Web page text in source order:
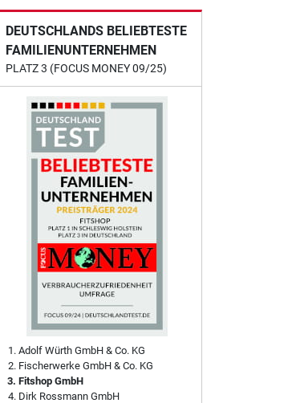
DEUTSCHLANDS BELIEBTESTE
FAMILIENUNTERNEHMEN
PLATZ 3 (FOCUS MONEY 09/25)
Adolf Würth GmbH & Co. KG
Fischerwerke GmbH & Co. KG
Fitshop GmbH
Dirk Rossmann GmbH